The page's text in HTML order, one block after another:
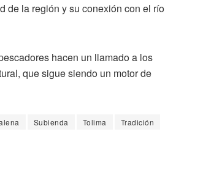
de la región y su conexión con el río
hacen un llamado a los
que sigue siendo un motor de
Subienda Tolima
Tradición